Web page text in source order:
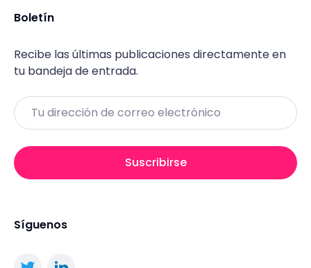
Boletín
Recibe las últimas publicaciones directamente en
tu bandeja de entrada.
Email
Suscribirse
Síguenos